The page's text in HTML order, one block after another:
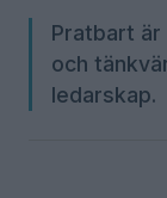
Pratbart
och
ledarskap.